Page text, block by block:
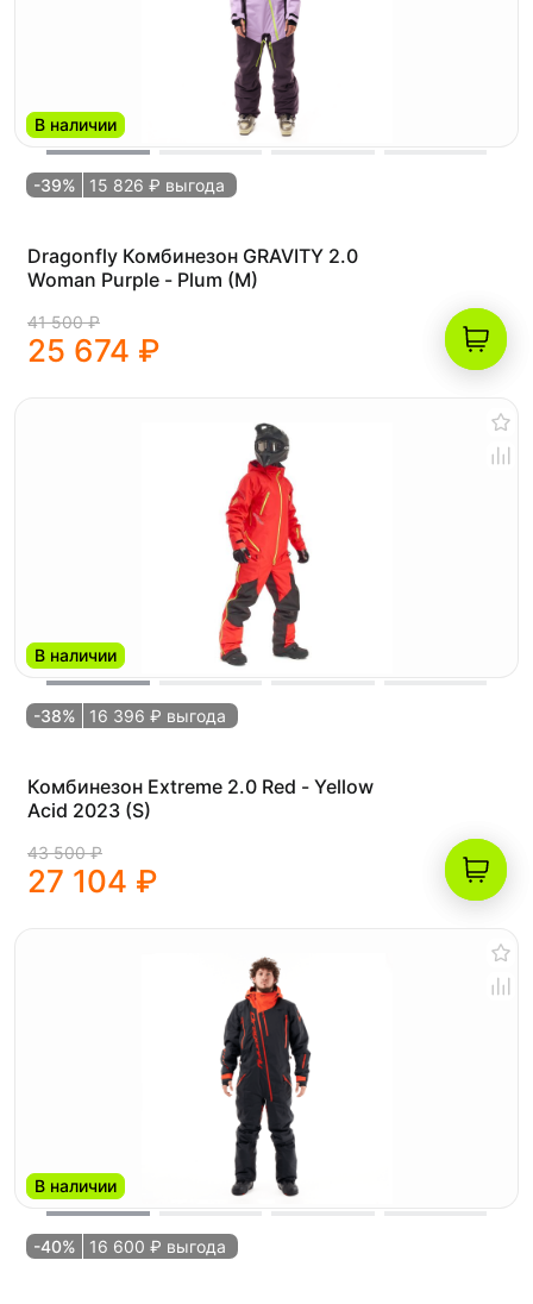
В наличии
-39% 15 826 ₽ выгода
Dragonfly Комбинезон GRAVITY 2.0
Woman Purple - Plum (M)
41 500 ₽
25 674 ₽
В наличии
-38% 16 396 ₽ выгода
Комбинезон Extreme 2.0 Red - Yellow
Acid 2023 (S)
43 500 ₽
27 104 ₽
В наличии
-40% 16 600 ₽ выгода